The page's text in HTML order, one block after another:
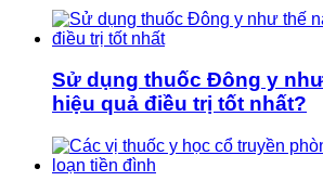
Sử dụng thuốc Đông y
hiệu quả điều trị tốt nhất?